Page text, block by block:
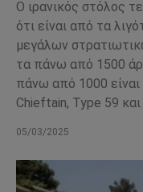
Ο ιρανικός στόλος
ότι είναι από τα
μεγάλων
τα πάνω από 1500
πάνω από 1000
Chieftain, Type 59 και
05/03/2025